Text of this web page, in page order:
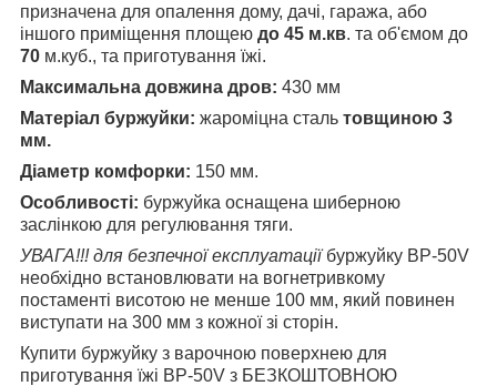
призначена для опалення дому, дачі, гаража, або
іншого приміщення площею до 45 м.кв. та об'ємом до
70 м.куб., та приготування їжі.
Максимальна довжина дров: 430 мм
Матеріал буржуйки: жароміцна сталь товщиною 3
мм.
Діаметр комфорки: 150 мм.
Особливості: буржуйка оснащена шиберною
заслінкою для регулювання тяги.
УВАГА!!! для безпечної експлуатації буржуйку BP-50V
необхідно встановлювати на вогнетривкому
постаменті висотою не менше 100 мм, який повинен
виступати на 300 мм з кожної зі сторін.
Купити буржуйку з варочною поверхнею для
приготування їжі BP-50V з БЕЗКОШТОВНОЮ